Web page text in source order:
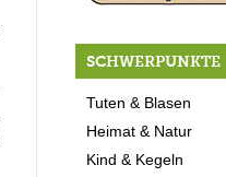
SCHWERPUNKTE
Tuten & Blasen
Heimat & Natur
Kind & Kegeln